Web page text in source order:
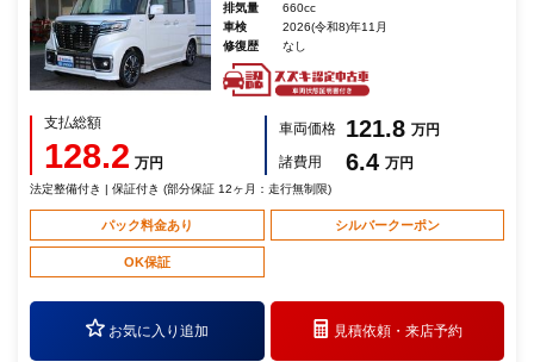
排気量
660cc
車検
2026(令和8)年11月
修復歴
なし
支払総額
128.2 万円
車両価格 121.8 万円
諸費用
6.4 万円
法定整備付き | 保証付き (部分保証 12ヶ月：走行無制限)
パック料金あり シルバークーポン
OK保証
お気に入り追加 見積依頼・来店予約